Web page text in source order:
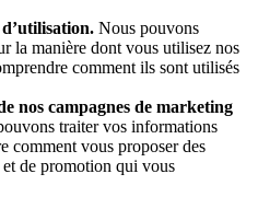
Nous pouvons
la manière dont vous utilisez nos
comment ils sont utilisés
nos campagnes de marketing
traiter vos informations
comment vous proposer des
de promotion qui vous